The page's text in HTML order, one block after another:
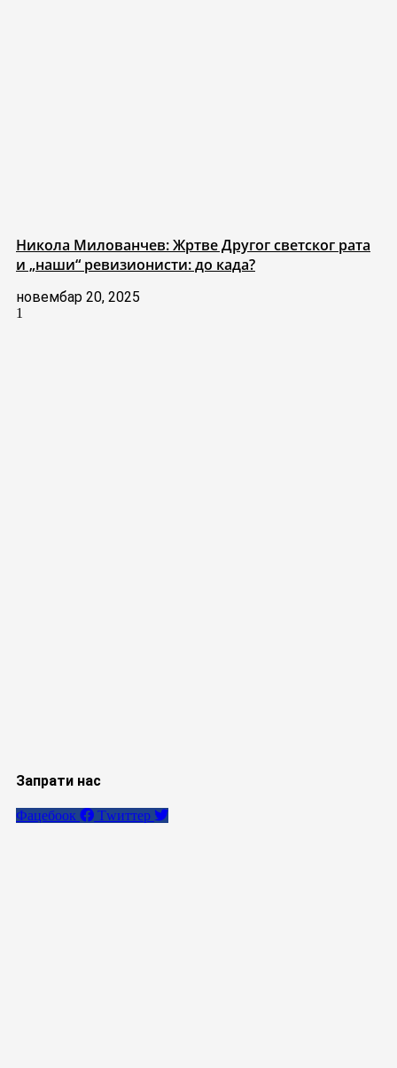
Никола Милованчев: Жртве Другог светског рата
и „наши“ ревизионисти: до када?
новембар 20, 2025
Запрати нас
Фацебоок Тwиттер